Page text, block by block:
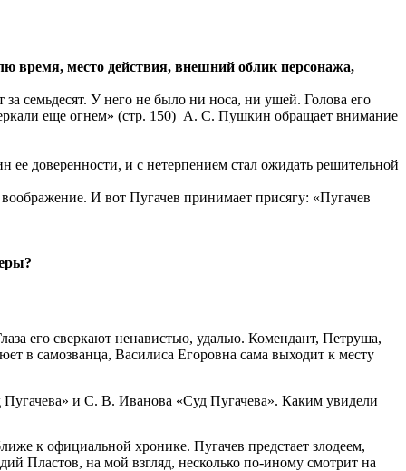
время, место действия, внешний облик персонажа,
за семьдесят. У него не было ни носа, ни ушей. Голова его
еще огнем» (стр. 150) А. С. Пушкин обращает внимание
доверенности, и с нетерпением стал ожидать решительной
И вот Пугачев принимает присягу: «Пугачев
его сверкают ненавистью, удалью. Комендант, Петруша,
в самозванца, Василиса Егоровна сама выходит к месту
и С. В. Иванова «Суд Пугачева». Каким увидели
к официальной хронике. Пугачев предстает злодеем,
Пластов, на мой взгляд, несколько по-иному смотрит на